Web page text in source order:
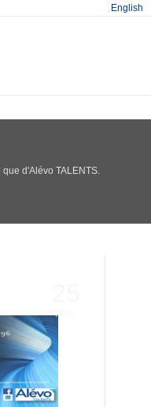
English
d'Alévo TALENTS.
AVRIL